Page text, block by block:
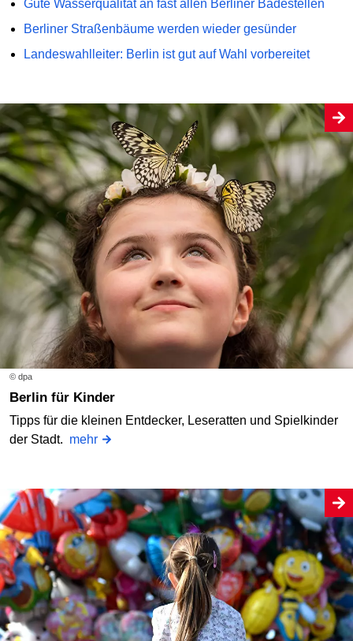
Gute Wasserqualität an fast allen Berliner Badestellen
Berliner Straßenbäume werden wieder gesünder
Landeswahlleiter: Berlin ist gut auf Wahl vorbereitet
© dpa
Berlin für Kinder
Tipps für die kleinen Entdecker, Leseratten und Spielkinder
der Stadt. mehr